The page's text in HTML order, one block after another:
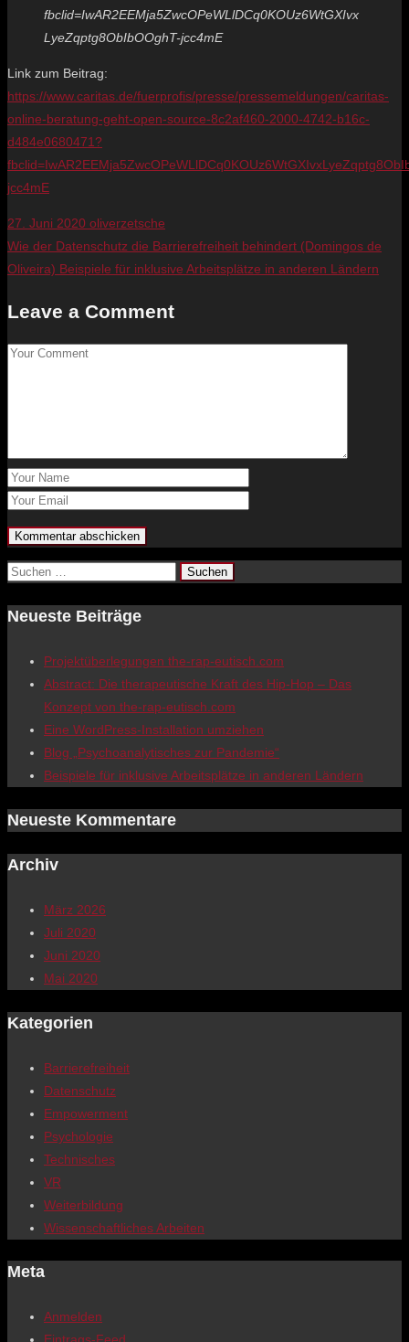
fbclid=IwAR2EEMja5ZwcOPeWLlDCq0KOUz6WtGXIvx
LyeZqptg8ObIbOOghT-jcc4mE
Link zum Beitrag:
https://www.caritas.de/fuerprofis/presse/pressemeldungen/caritas-
online-beratung-geht-open-source-8c2af460-2000-4742-b16c-
d484e0680471?
jcc4mE
27. Juni 2020 oliverzetsche
Wie der Datenschutz die Barrierefreiheit behindert (Domingos de
Oliveira) Beispiele für inklusive Arbeitsplätze in anderen Ländern
Leave a Comment
Suchen
Neueste Beiträge
Projektüberlegungen the-rap-eutisch.com
Abstract: Die therapeutische Kraft des Hip-Hop – Das
Konzept von the-rap-eutisch.com
Eine WordPress-Installation umziehen
Blog „Psychoanalytisches zur Pandemie“
Beispiele für inklusive Arbeitsplätze in anderen Ländern
Neueste Kommentare
Archiv
März 2026
Juli 2020
Juni 2020
Mai 2020
Kategorien
Barrierefreiheit
Datenschutz
Empowerment
Psychologie
Technisches
VR
Weiterbildung
Wissenschaftliches Arbeiten
Meta
Anmelden